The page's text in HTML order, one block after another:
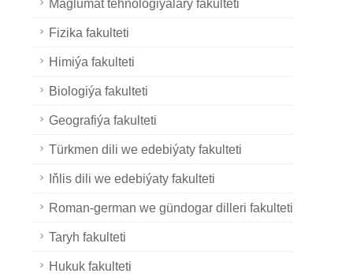
Maglumat tehnologiýalary fakulteti
Fizika fakulteti
Himiýa fakulteti
Biologiýa fakulteti
Geografiýa fakulteti
Türkmen dili we edebiýaty fakulteti
Iňlis dili we edebiýaty fakulteti
Roman-german we gündogar dilleri fakulteti
Taryh fakulteti
Hukuk fakulteti